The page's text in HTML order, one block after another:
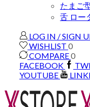
たまご
舌 ロー
LOG IN / SIGN
WISHLIST 0
COMPARE0
FACEBOOK
YOUTUBE